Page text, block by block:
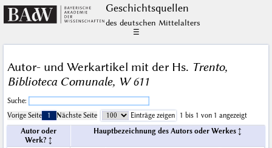
Geschichts­quellen
des deutschen Mittelalters
☰
Autor- und Werkartikel mit der Hs. Trento,
Biblioteca Comunale, W 611
Suche:
Vorige Seite
1 Nächste Seite Einträge zeigen
1 bis 1 von 1 angezeigt
Autor oder
Werk?
Hauptbezeichnung des Autors oder Werkes